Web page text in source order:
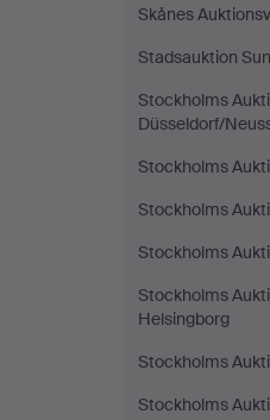
Skånes
Stadsauktion
Stockholms
Düsseldorf/
Stockholms
Stockholms
Stockholms
Stockholms
Helsingborg
Stockholms
Stockholms